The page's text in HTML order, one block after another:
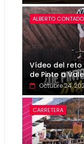
ALBERTO
Vídeo del
de Pinto a
Octubre 24,
CARRETERA